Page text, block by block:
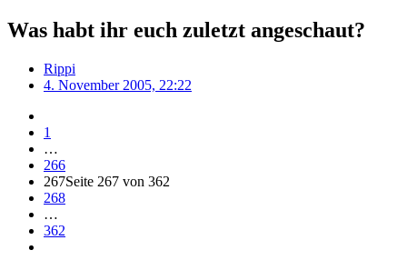
Was habt ihr euch zuletzt angeschaut?
Rippi
4. November 2005, 22:22
1
…
266
267Seite 267 von 362
268
…
362